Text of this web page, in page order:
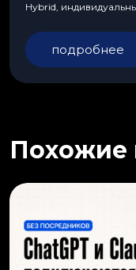
Hybrid,
подробнее
Похожие